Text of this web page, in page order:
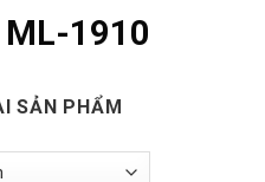
1910
SẢN PHẨM